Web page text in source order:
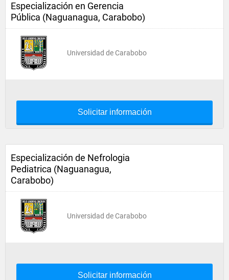
Especialización en Gerencia
Pública (Naguanagua, Carabobo)
Universidad de Carabobo
Solicitar información
Especialización de Nefrologia
Pediatrica (Naguanagua,
Carabobo)
Universidad de Carabobo
Solicitar información